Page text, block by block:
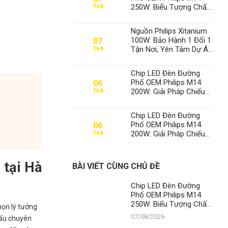
tại Hà
lý tưởng
chuyên
Th8
250W: Biểu Tượng Chất
Thế Số 1 Của Thành Đạt
LED
07
Th8
Nguồn Philips Xitanium
100W: Bảo Hành 1 Đổi 1
Tận Nơi, Yên Tâm Dự Án
06
Th8
Chip LED Đèn Đường
Phố OEM Philips M14
200W: Giải Pháp Chiếu
Định Vị Thế Số 1 Của
Thành Đạt LED
06
Th8
Chip LED Đèn Đường
Phố OEM Philips M14
200W: Giải Pháp Chiếu
Thành Đạt LED
BÀI VIẾT CÙNG CHỦ ĐỀ
Chip LED Đèn Đường
Phố OEM Philips M14
250W: Biểu Tượng Chất
Lượng, Khẳng Định Vị
Thế Số 1 Của Thành Đạt
07/08/2026